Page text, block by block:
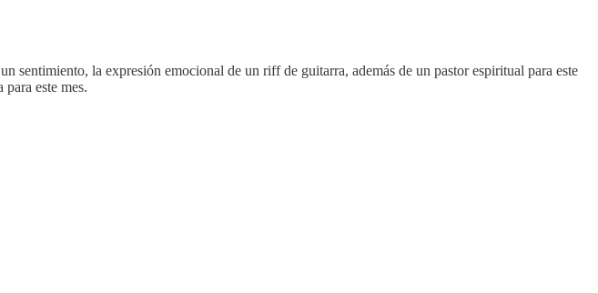
sentimiento, la expresión emocional de un riff de guitarra, además de un pastor espiritual para este
este mes.